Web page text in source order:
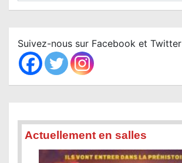
a
c
h
Suivez-nous sur Facebook et Twitter
Actuellement en salles